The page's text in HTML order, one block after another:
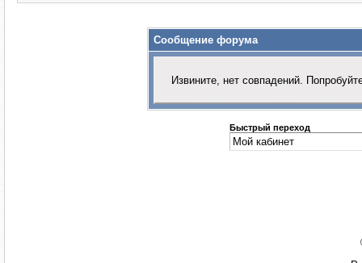
Сообщение форума
Извините, нет совпадений.
Быстрый переход